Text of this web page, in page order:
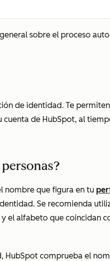
sobre el proceso
de identidad. Te
de HubSpot, al
nombre que figura en tu
Se recomienda
el alfabeto que coincidan
HubSpot comprueba el